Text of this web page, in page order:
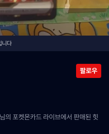
니다
팔로우
포켓몬카드 라이브에서 판매된 힛